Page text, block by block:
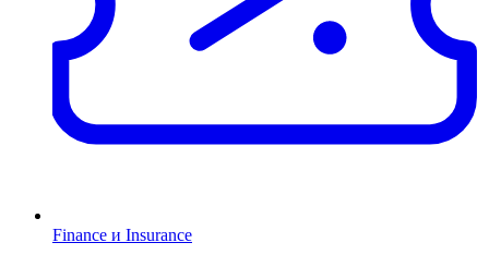
Finance и Insurance